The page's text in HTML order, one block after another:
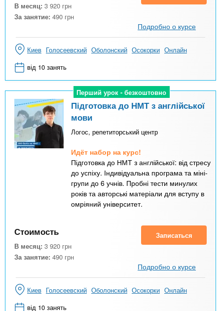
В месяц: 3 920 грн
За занятие: 490 грн
Подробно о курсе
Киев Голосеевский Оболонский Осокорки Онлайн
від 10 занять
Перший урок - безкоштовно
Перший урок - безкоштовно
Підготовка до НМТ з англійської
мови
Логос, репетиторський центр
Идёт набор на курс!
Підготовка до НМТ з англійської: від стресу
до успіху. Індивідуальна програма та міні-
групи до 6 учнів. Пробні тести минулих
років та авторські матеріали для вступу в
омріяний університет.
Стоимость
В месяц: 3 920 грн
За занятие: 490 грн
Записаться
Подробно о курсе
Киев Голосеевский Оболонский Осокорки Онлайн
від 10 занять